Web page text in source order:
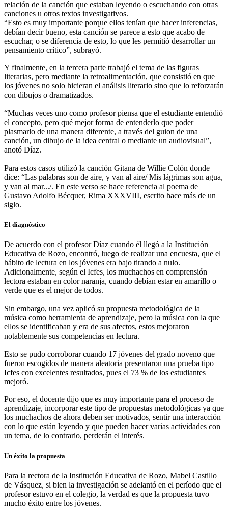
relación de la canción que estaban leyendo o escuchando con otras
canciones u otros textos investigativos.
“Esto es muy importante porque ellos tenían que hacer inferencias,
debían decir bueno, esta canción se parece a esto que acabo de
escuchar, o se diferencia de esto, lo que les permitió desarrollar un
pensamiento crítico”, subrayó.
Y finalmente, en la tercera parte trabajó el tema de las figuras
literarias, pero mediante la retroalimentación, que consistió en que
los jóvenes no solo hicieran el análisis literario sino que lo reforzarán
con dibujos o dramatizados.
“Muchas veces uno como profesor piensa que el estudiante entendió
el concepto, pero qué mejor forma de entenderlo que poder
plasmarlo de una manera diferente, a través del guion de una
canción, un dibujo de la idea central o mediante un audiovisual”,
anotó Díaz.
Para estos casos utilizó la canción Gitana de Willie Colón donde
dice: “Las palabras son de aire, y van al aire/ Mis lágrimas son agua,
y van al mar.../. En este verso se hace referencia al poema de
Gustavo Adolfo Bécquer, Rima XXXVIII, escrito hace más de un
siglo.
El diagnóstico
De acuerdo con el profesor Díaz cuando él llegó a la Institución
Educativa de Rozo, encontró, luego de realizar una encuesta, que el
hábito de lectura en los jóvenes era bajo tirando a nulo.
Adicionalmente, según el Icfes, los muchachos en comprensión
lectora estaban en color naranja, cuando debían estar en amarillo o
verde que es el mejor de todos.
Sin embargo, una vez aplicó su propuesta metodológica de la
música como herramienta de aprendizaje, pero la música con la que
ellos se identificaban y era de sus afectos, estos mejoraron
notablemente sus competencias en lectura.
Esto se pudo corroborar cuando 17 jóvenes del grado noveno que
fueron escogidos de manera aleatoria presentaron una prueba tipo
Icfes con excelentes resultados, pues el 73 % de los estudiantes
mejoró.
Por eso, el docente dijo que es muy importante para el proceso de
aprendizaje, incorporar este tipo de propuestas metodológicas ya que
los muchachos de ahora deben ser motivados, sentir una interacción
con lo que están leyendo y que pueden hacer varias actividades con
un tema, de lo contrario, perderán el interés.
Un éxito la propuesta
Para la rectora de la Institución Educativa de Rozo, Mabel Castillo
de Vásquez, si bien la investigación se adelantó en el período que el
profesor estuvo en el colegio, la verdad es que la propuesta tuvo
mucho éxito entre los jóvenes.